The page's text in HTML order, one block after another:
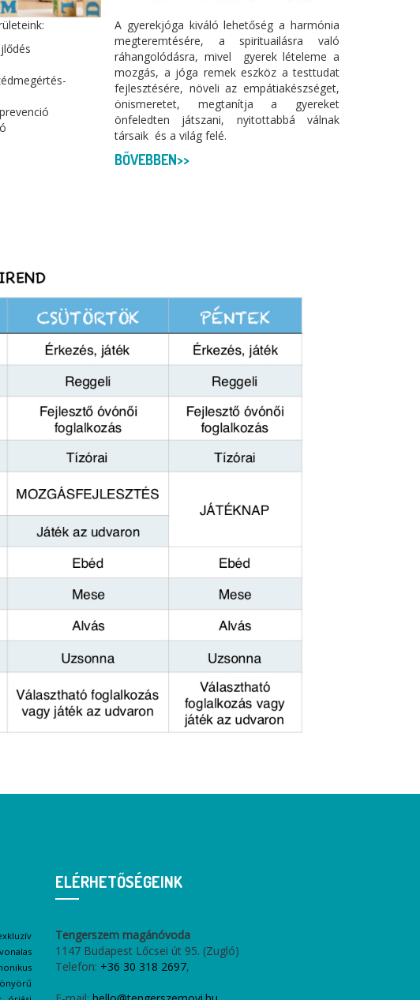
A gyerekjóga kiváló lehetőség a harmónia
megteremtésére, a spirituailásra való
ráhangolódásra, mivel gyerek lételeme a
mozgás, a jóga remek eszköz a testtudat
fejlesztésére, növeli az empátiakészséget,
önismeretet, megtanítja a gyereket
önfeledten játszani, nyitottabbá válnak
társaik és a világ felé.
BŐVEBBEN>>
ELÉRHETŐSÉGEINK
Tengerszem magánóvoda
1147 Budapest Lőcsei út 95. (Zugló)
Telefon: +36 30 318 2697,